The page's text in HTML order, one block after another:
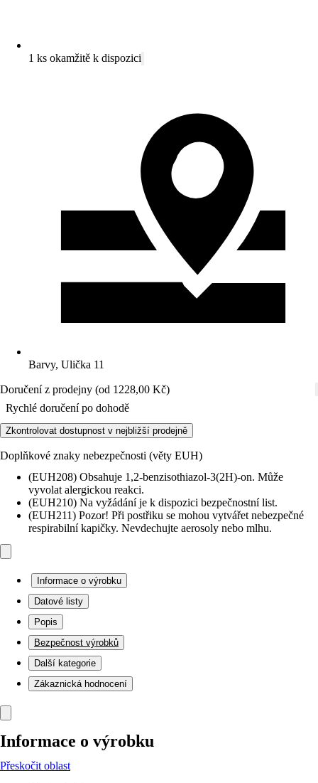
1 ks okamžitě k dispozici
Barvy, Ulička 11
Doručení z prodejny (od 1228,00 Kč)
Rychlé doručení po dohodě
Zkontrolovat dostupnost v nejbližší prodejně
Doplňkové znaky nebezpečnosti (věty EUH)
(EUH208) Obsahuje 1,2-benzisothiazol-3(2H)-on. Může
vyvolat alergickou reakci.
(EUH210) Na vyžádání je k dispozici bezpečnostní list.
(EUH211) Pozor! Při postřiku se mohou vytvářet nebezpečné
respirabilní kapičky. Nevdechujte aerosoly nebo mlhu.
Informace o výrobku
Datové listy
Popis
Bezpečnost výrobků
Další kategorie
Zákaznická hodnocení
Informace o výrobku
Přeskočit oblast